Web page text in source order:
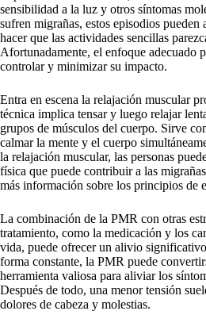
sensibilidad a la luz y otros síntomas
sufren migrañas, estos episodios
hacer que las actividades sencillas
Afortunadamente, el enfoque adecuado
controlar y minimizar su impacto.
Entra en escena la relajación muscular
técnica implica tensar y luego relajar
grupos de músculos del cuerpo. Sirve
calmar la mente y el cuerpo
la relajación muscular, las personas
física que puede contribuir a las
más información sobre los principios de
La combinación de la PMR con otras
tratamiento, como la medicación y los
vida, puede ofrecer un alivio
forma constante, la PMR puede
herramienta valiosa para aliviar los
Después de todo, una menor tensión
dolores de cabeza y molestias.